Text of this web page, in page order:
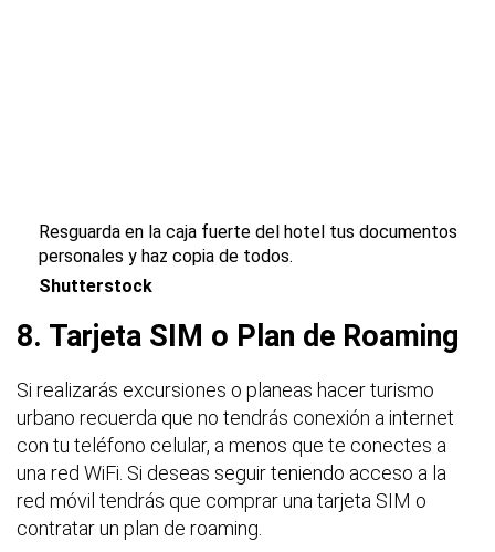
Resguarda en la caja fuerte del hotel tus documentos
personales y haz copia de todos.
Shutterstock
8. Tarjeta SIM o Plan de Roaming
Si realizarás excursiones o planeas hacer turismo
urbano recuerda que no tendrás conexión a internet
con tu teléfono celular, a menos que te conectes a
una red WiFi. Si deseas seguir teniendo acceso a la
red móvil tendrás que comprar una tarjeta SIM o
contratar un plan de roaming.